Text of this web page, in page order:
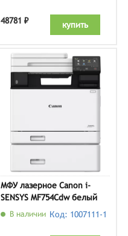
48781 ₽ купить
МФУ лазерное Canon i-
SENSYS MF754Cdw белый
В наличии Код: 1007111-1